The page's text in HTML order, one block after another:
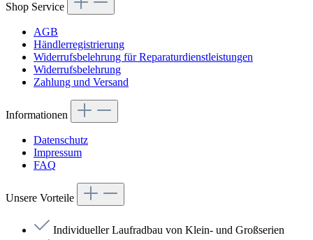
Shop Service
AGB
Händlerregistrierung
Widerrufsbelehrung für Reparaturdienstleistungen
Widerrufsbelehrung
Zahlung und Versand
Informationen
Datenschutz
Impressum
FAQ
Unsere Vorteile
Individueller Laufradbau von Klein- und Großserien